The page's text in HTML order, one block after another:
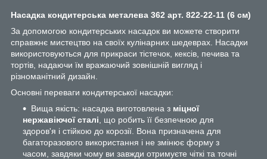
Насадка кондитерська металева 362 арт. 822-22-11 (6 см)
За допомогою кондитерських насадок ви можете створити
справжнє мистецтво на своїх кулінарних шедеврах. Насадки
використовуються для прикраси тістечок, кексів, печива та
тортів, надаючи їм вражаючий зовнішній вигляд і
різноманітний дизайн.
Основні переваги кондитерської насадки:
Вища якість: насадка виготовлена з міцної
нержавіючої сталі , що робить її безпечною для
здоров'я і стійкою до корозії. Вона призначена для
багаторазового використання і не змінює форму з
часом, завдяки чому ви завжди отримуєте чіткі та точні